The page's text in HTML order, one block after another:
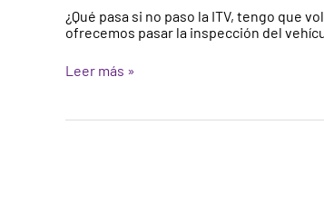
¿Qué pasa si no paso la ITV, tengo que
ofrecemos pasar la inspección del
la
ITV
me
desfavorable,
volver
Leer más »